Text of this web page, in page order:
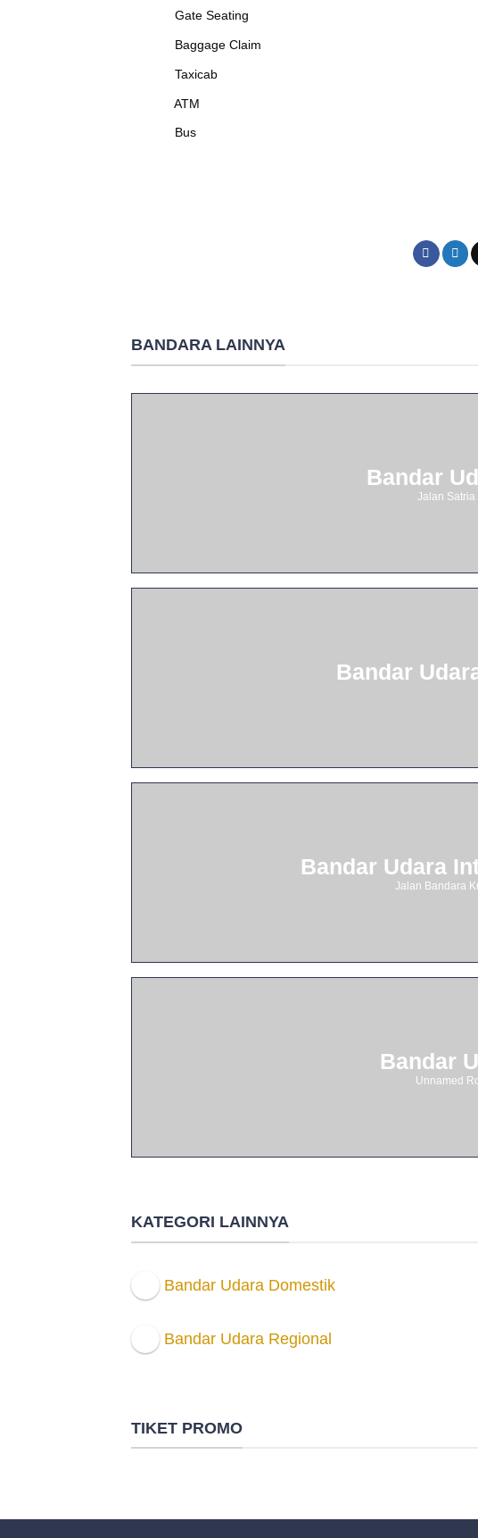
Gate Seating
Baggage Claim
Taxicab
ATM
Bus
BANDARA LAINNYA
Bandar
Jalan Satria
Bandar
Bandar Udara
Jalan Bandara
Bandar
Unnamed
KATEGORI LAINNYA
Bandar Udara Domestik
Bandar Udara Regional
TIKET PROMO